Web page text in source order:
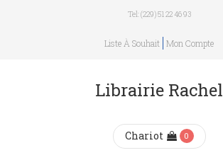
Tel: (229) 51 22 46 93
Liste À Souhait Mon Compte
Librairie Rachel
Chariot 0